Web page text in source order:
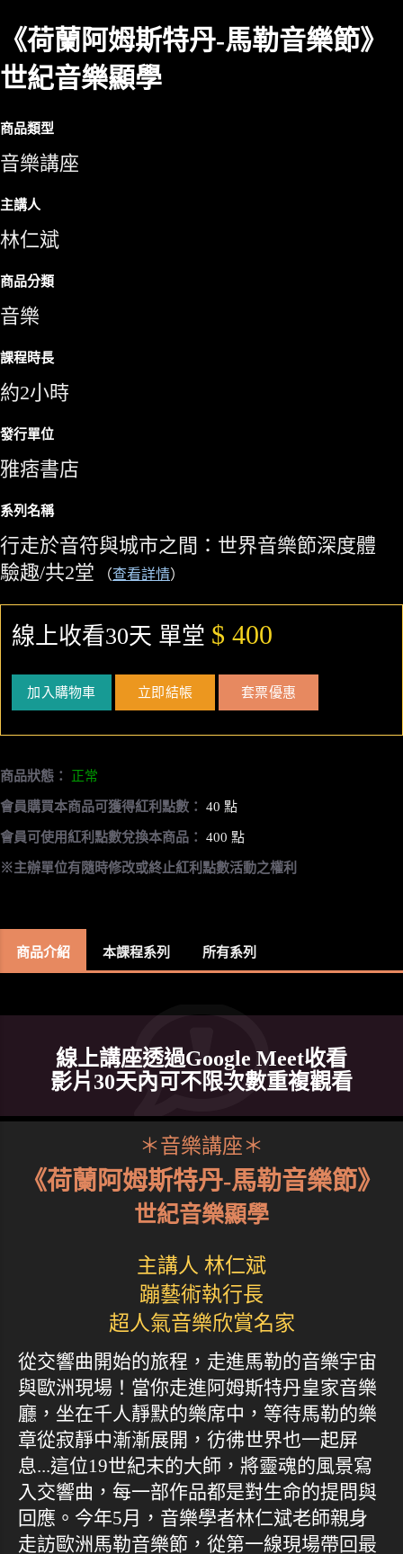
《荷蘭阿姆斯特丹-馬勒音樂節》
世紀音樂顯學
商品類型
音樂講座
主講人
林仁斌
商品分類
音樂
課程時長
約2小時
發行單位
雅痞書店
系列名稱
行走於音符與城市之間：世界音樂節深度體
驗趣/共2堂
（查看詳情）
線上收看30天 單堂 $ 400
加入購物車 立即結帳 套票優惠
商品狀態： 正常
會員購買本商品可獲得紅利點數： 40 點
會員可使用紅利點數兌換本商品： 400 點
※主辦單位有隨時修改或終止紅利點數活動之權利
商品介紹 本課程系列 所有系列
線上講座透過Google Meet收看
影片30天內可不限次數重複觀看
＊音樂講座＊
《荷蘭阿姆斯特丹-馬勒音樂節》
世紀音樂顯學
主講人 林仁斌
蹦藝術執行長
超人氣音樂欣賞名家
從交響曲開始的旅程，走進馬勒的音樂宇宙
與歐洲現場！當你走進阿姆斯特丹皇家音樂
廳，坐在千人靜默的樂席中，等待馬勒的樂
章從寂靜中漸漸展開，彷彿世界也一起屏
息...這位19世紀末的大師，將靈魂的風景寫
入交響曲，每一部作品都是對生命的提問與
回應。今年5月，音樂學者林仁斌老師親身
走訪歐洲馬勒音樂節，從第一線現場帶回最